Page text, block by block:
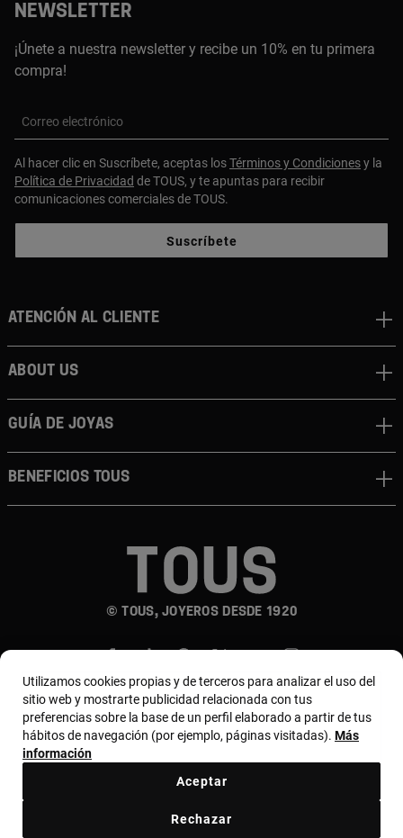
NEWSLETTER
¡Únete a nuestra newsletter y recibe un 10% en tu primera
compra!
Correo electrónico
Al hacer clic en Suscríbete, aceptas losTérminos y Condicionesy la
Política de Privacidad de TOUS, y te apuntas para recibir
comunicaciones comerciales de TOUS.
Suscríbete
© TOUS, JOYEROS DESDE 1920
Atención al cliente
About us
Guía de joyas
Beneficios TOUS
País y moneda: Colombia / Colombian Peso
Utilizamos cookies propias y de terceros para analizar el uso del
sitio web y mostrarte publicidad relacionada con tus
preferencias sobre la base de un perfil elaborado a partir de tus
hábitos de navegación (por ejemplo, páginas visitadas). Más
información
Rechazar
Aceptar